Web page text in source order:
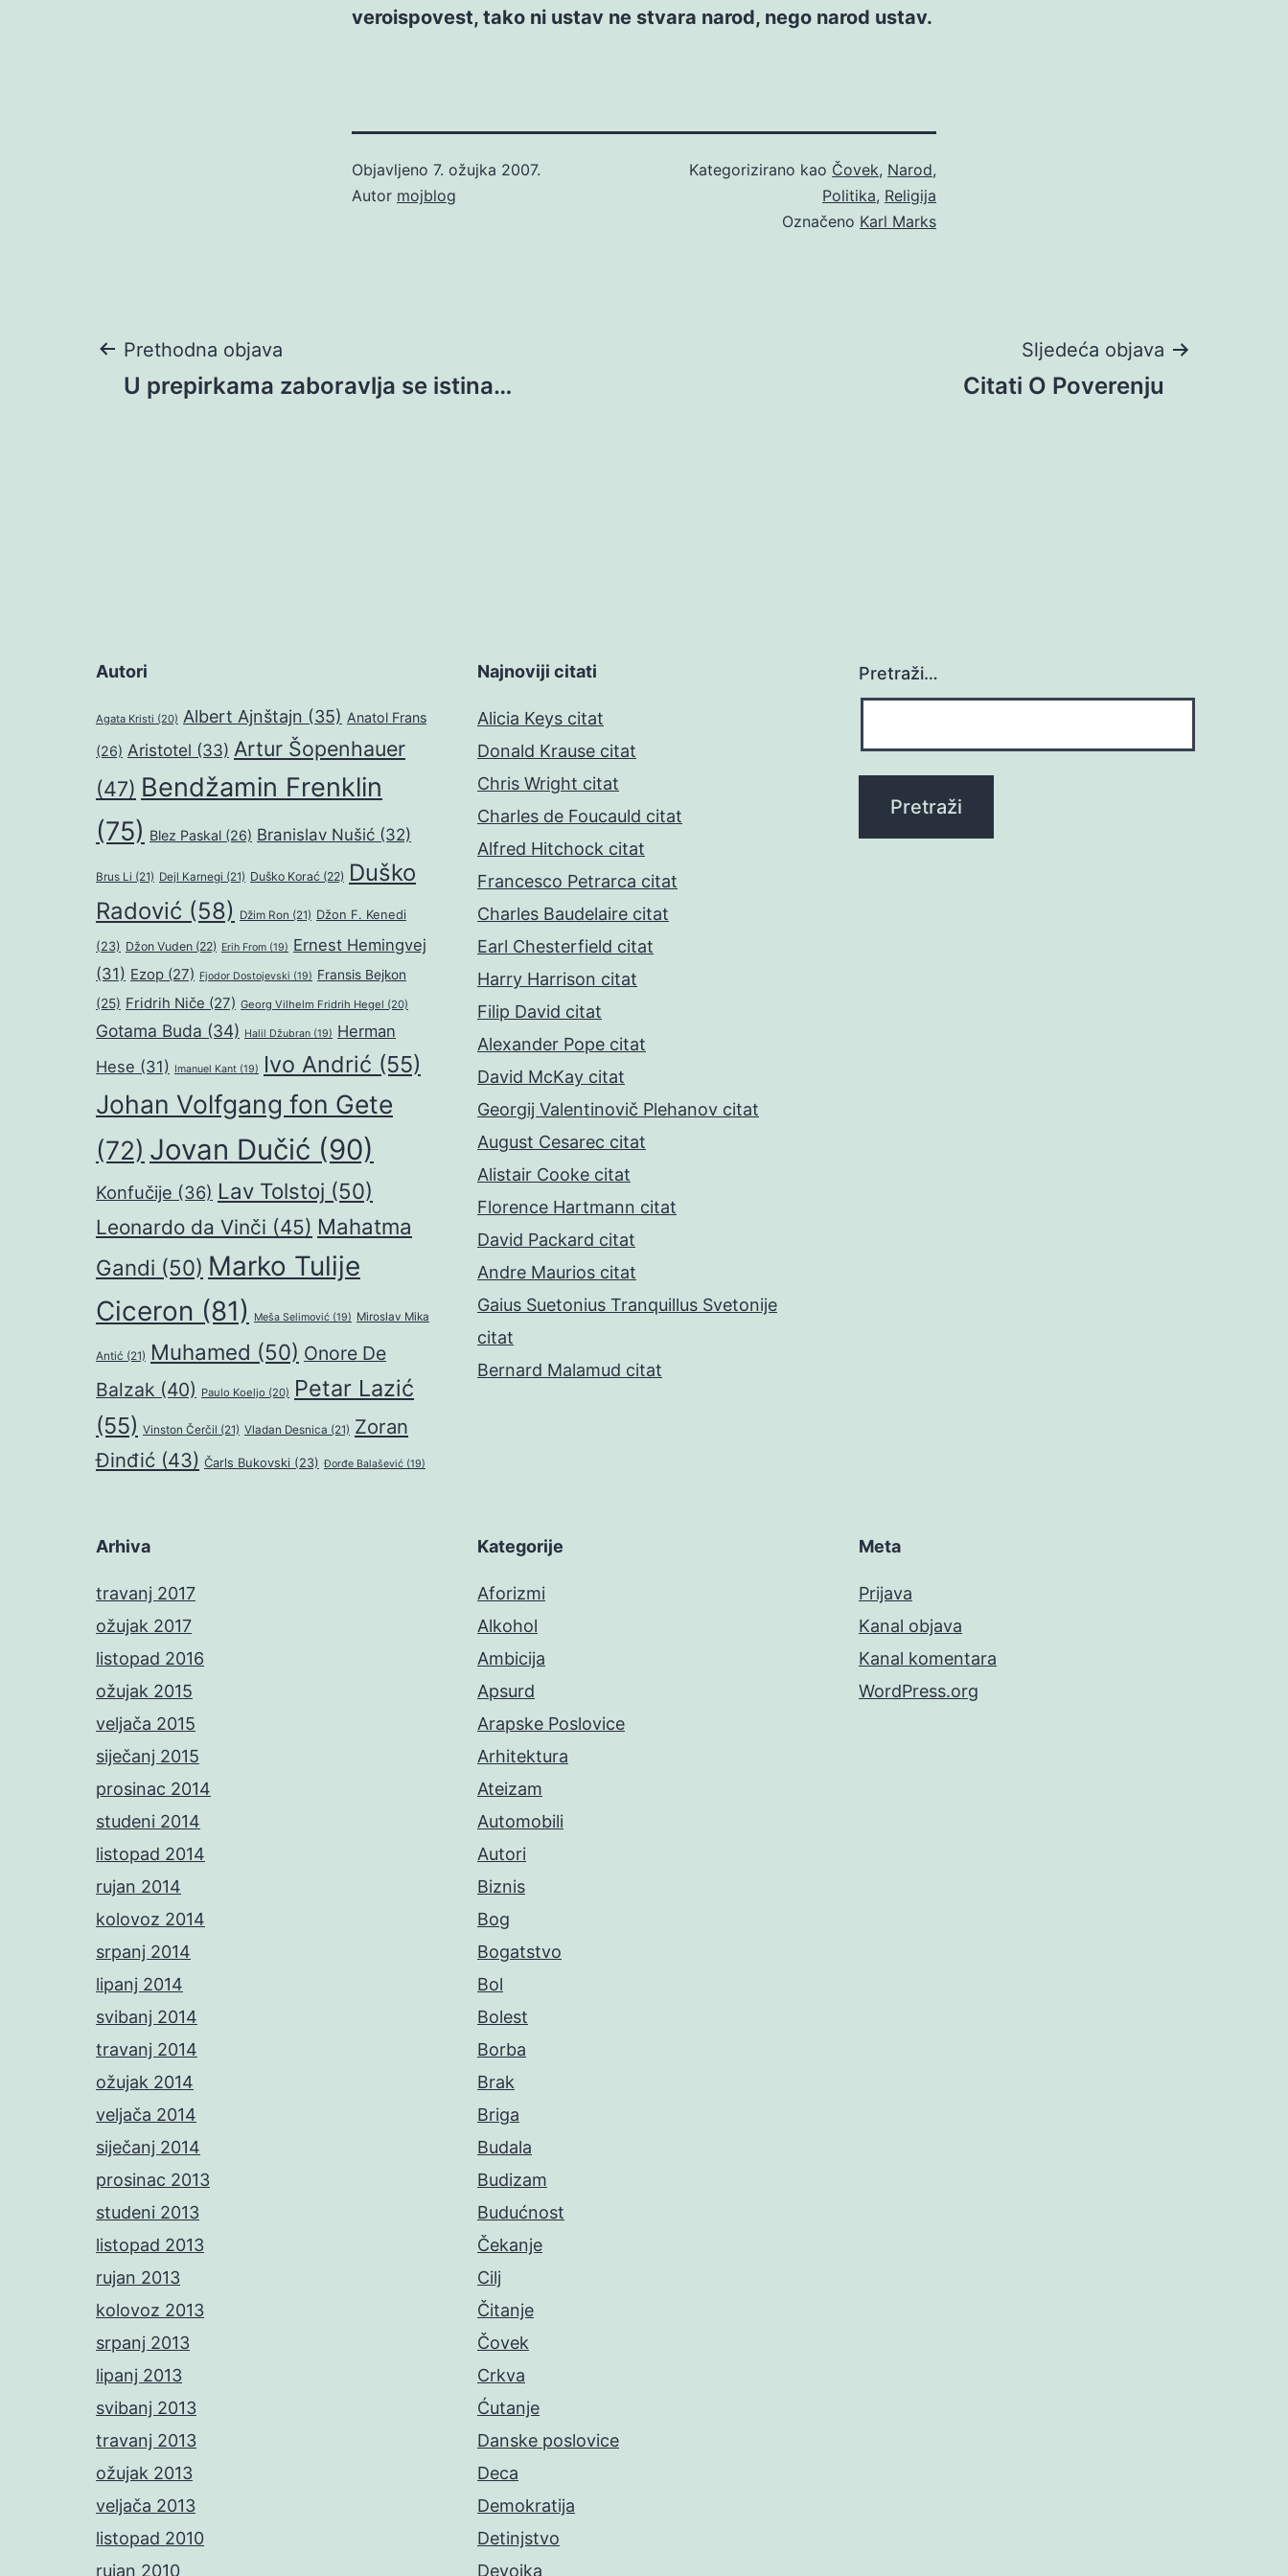
veroispovest, tako ni ustav ne stvara narod, nego narod ustav.
Objavljeno 7. ožujka 2007.
Autor mojblog
Kategorizirano kao Čovek, Narod,
Politika, Religija
Označeno Karl Marks
Navigacija
Prethodna objava
U prepirkama zaboravlja se istina…
Sljedeća objava
Citati O Poverenju
Autori
Agata Kristi (20) Albert Ajnštajn (35) Anatol Frans
(26) Aristotel (33) Artur Šopenhauer
(47) Bendžamin Frenklin
(75) Blez Paskal (26) Branislav Nušić (32)
Brus Li (21) Dejl Karnegi (21) Duško Korać (22) Duško
Radović (58) Džim Ron (21) Džon F. Kenedi
(23) Džon Vuden (22) Erih From (19) Ernest Hemingvej
(31) Ezop (27) Fjodor Dostojevski (19) Fransis Bejkon
(25) Fridrih Niče (27) Georg Vilhelm Fridrih Hegel (20)
Gotama Buda (34) Halil Džubran (19) Herman
Hese (31) Imanuel Kant (19) Ivo Andrić (55)
Johan Volfgang fon Gete
(72) Jovan Dučić (90)
Konfučije (36) Lav Tolstoj (50)
Leonardo da Vinči (45) Mahatma
Gandi (50) Marko Tulije
Ciceron (81) Meša Selimović (19) Miroslav Mika
Antić (21) Muhamed (50) Onore De
Balzak (40) Paulo Koeljo (20) Petar Lazić
(55) Vinston Čerčil (21) Vladan Desnica (21) Zoran
Đinđić (43) Čarls Bukovski (23) Đorđe Balašević (19)
Najnoviji citati
Alicia Keys citat
Donald Krause citat
Chris Wright citat
Charles de Foucauld citat
Alfred Hitchock citat
Francesco Petrarca citat
Charles Baudelaire citat
Earl Chesterfield citat
Harry Harrison citat
Filip David citat
Alexander Pope citat
David McKay citat
Georgij Valentinovič Plehanov citat
August Cesarec citat
Alistair Cooke citat
Florence Hartmann citat
David Packard citat
Andre Maurios citat
Gaius Suetonius Tranquillus Svetonije
citat
Bernard Malamud citat
Pretraži…
Arhiva
travanj 2017
ožujak 2017
listopad 2016
ožujak 2015
veljača 2015
siječanj 2015
prosinac 2014
studeni 2014
listopad 2014
rujan 2014
kolovoz 2014
srpanj 2014
lipanj 2014
svibanj 2014
travanj 2014
ožujak 2014
veljača 2014
siječanj 2014
prosinac 2013
studeni 2013
listopad 2013
rujan 2013
kolovoz 2013
srpanj 2013
lipanj 2013
svibanj 2013
travanj 2013
ožujak 2013
veljača 2013
listopad 2010
rujan 2010
Kategorije
Aforizmi
Alkohol
Ambicija
Apsurd
Arapske Poslovice
Arhitektura
Ateizam
Automobili
Autori
Biznis
Bog
Bogatstvo
Bol
Bolest
Borba
Brak
Briga
Budala
Budizam
Budućnost
Čekanje
Cilj
Čitanje
Čovek
Crkva
Ćutanje
Danske poslovice
Deca
Demokratija
Detinjstvo
Devojka
Meta
Prijava
Kanal objava
Kanal komentara
WordPress.org